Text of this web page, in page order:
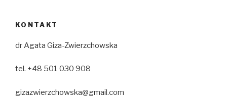
KONTAKT
dr Agata Giza-Zwierzchowska
tel. +48 501 030 908
gizazwierzchowska@gmail.com